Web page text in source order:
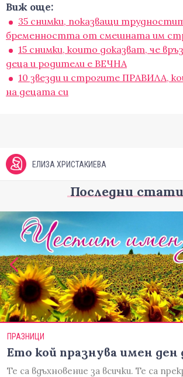
Виж още:
35 снимки, показващи
бременността от смешната им
15 снимки, които доказват, че
деца и родители е ВЕЧНА
10 звезди и строгите ПРАВИЛА,
на децата си
ЕЛИЗА ХРИСТАКИЕВА
Последни
ПРАЗНИЦИ
Ето кой празнува имен ден
Те са вдъхновение за всички. Те са